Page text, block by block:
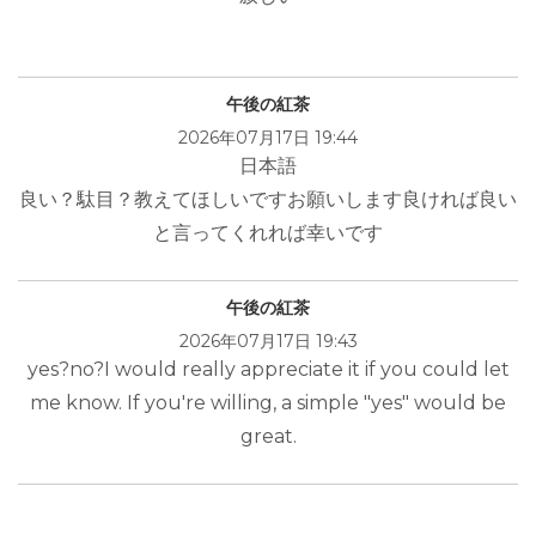
午後の紅茶
2026年07月17日 19:44
日本語
良い？駄目？教えてほしいですお願いします良ければ良い
と言ってくれれば幸いです
午後の紅茶
2026年07月17日 19:43
yes?no?I would really appreciate it if you could let
me know. If you're willing, a simple "yes" would be
great.